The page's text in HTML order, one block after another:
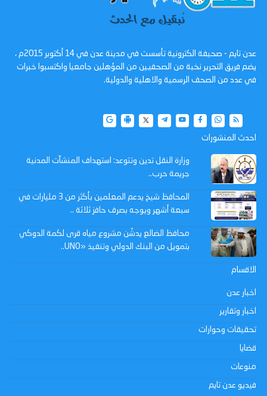
عدن تايم - صحيفة الكترونية تأسست في مدينة عدن في 14 أكتوبر 2015م ،
يضم فريق التحرير نخبة من الصحفيين من المؤهلين جامعيا واكتسبوا خبرات
في عدد من الصحف الرسمية والاهلية والدولية.
احدث المنشورات
وزارة النقل تدين وتتوعد: استهداف المنشآت المدنية
جريمة حرب..
المحافظ شيخ يدعم المعلمين بأكثر من 3 مليارات في
سبعة أشهر ويوجه بصرف حافز ثلاثة ..
محافظ الضالع يدشّن مشروع مياه قرى لكمة الدوكي
بتمويل من البنك الدولي وتنفيذ «UNO..
الاقسام
اخبار عدن
اخبار وتقارير
تحقيقات وحوارات
قضايا
منوعات
فيديو عدن تايم